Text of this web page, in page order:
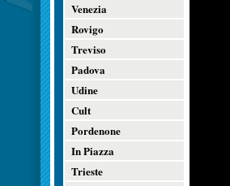
Venezia
Rovigo
Treviso
Padova
Udine
Cult
Pordenone
In Piazza
Trieste